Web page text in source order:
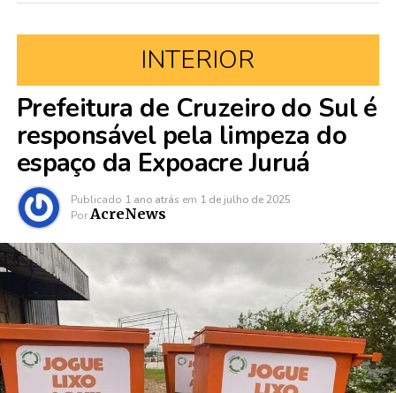
INTERIOR
Prefeitura de Cruzeiro do Sul é
responsável pela limpeza do
espaço da Expoacre Juruá
Publicado 1 ano atrás em 1 de julho de 2025
Por AcreNews